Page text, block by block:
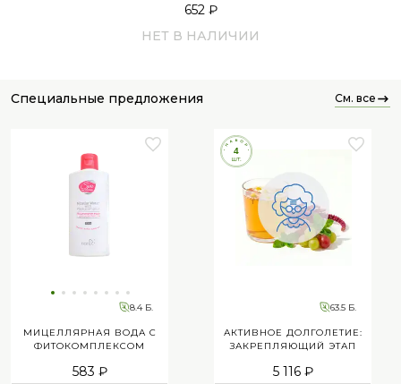
652 ₽
НЕТ В НАЛИЧИИ
специальные предложения см. все
8.4 Б.
МИЦЕЛЛЯРНАЯ ВОДА С
ФИТОКОМПЛЕКСОМ
583 ₽
63.5 Б.
АКТИВНОЕ ДОЛГОЛЕТИЕ:
ЗАКРЕПЛЯЮЩИЙ ЭТАП
5 116 ₽